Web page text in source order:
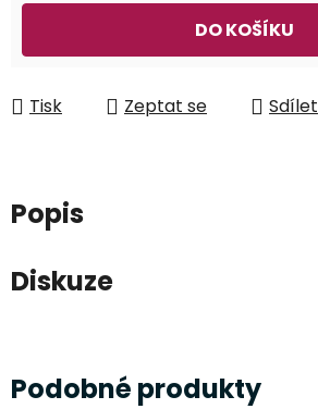
DO KOŠÍKU
Tisk Zeptat se Sdílet
Popis
Diskuze
Podobné produkty